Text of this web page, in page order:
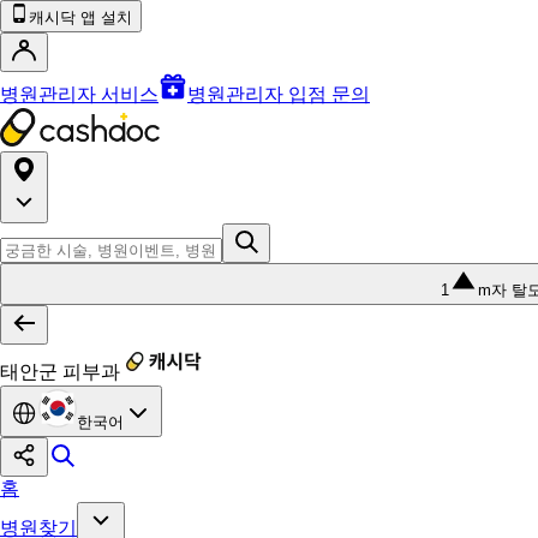
캐시닥 앱 설치
병원관리자 서비스 병원관리자 입점 문의
1 m자 탈
태안군 피부과
한국어
홈
병원찾기